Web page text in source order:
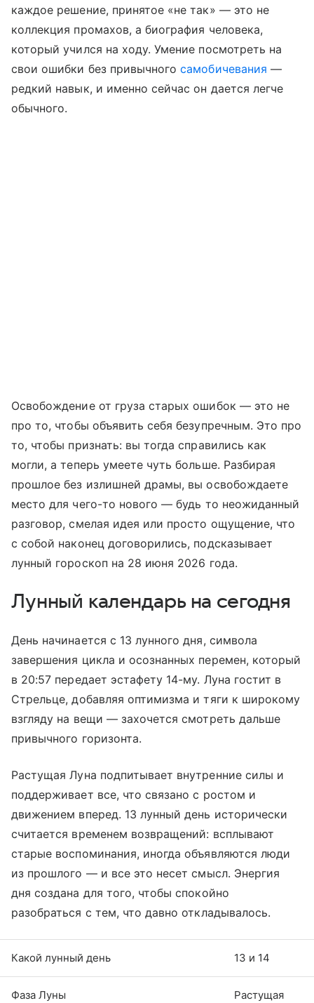
каждое решение, принятое «не так» — это не
коллекция промахов, а биография человека,
который учился на ходу. Умение посмотреть на
свои ошибки без привычного самобичевания —
редкий навык, и именно сейчас он дается легче
обычного.
Освобождение от груза старых ошибок — это не
про то, чтобы объявить себя безупречным. Это про
то, чтобы признать: вы тогда справились как
могли, а теперь умеете чуть больше. Разбирая
прошлое без излишней драмы, вы освобождаете
место для чего-то нового — будь то неожиданный
разговор, смелая идея или просто ощущение, что
с собой наконец договорились, подсказывает
лунный гороскоп на 28 июня 2026 года.
Лунный календарь на сегодня
День начинается с 13 лунного дня, символа
завершения цикла и осознанных перемен, который
в 20:57 передает эстафету 14-му. Луна гостит в
Стрельце, добавляя оптимизма и тяги к широкому
взгляду на вещи — захочется смотреть дальше
привычного горизонта.
Растущая Луна подпитывает внутренние силы и
поддерживает все, что связано с ростом и
движением вперед. 13 лунный день исторически
считается временем возвращений: всплывают
старые воспоминания, иногда объявляются люди
из прошлого — и все это несет смысл. Энергия
дня создана для того, чтобы спокойно
разобраться с тем, что давно откладывалось.
Какой лунный день 13 и 14
Фаза Луны Растущая